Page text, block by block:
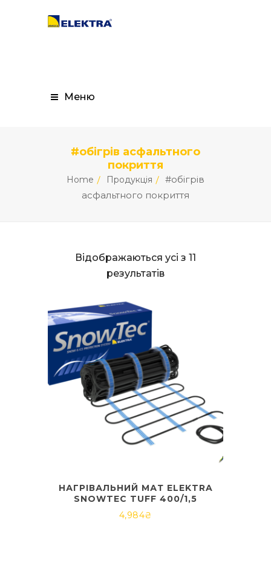
Меню
#обігрів асфальтного
покриття
Home Продукція
#обігрів
асфальтного покриття
Відображаються усі з 11
результатів
НАГРІВАЛЬНИЙ МАТ ELEKTRA
SNOWTEC TUFF 400/1,5
4,984₴